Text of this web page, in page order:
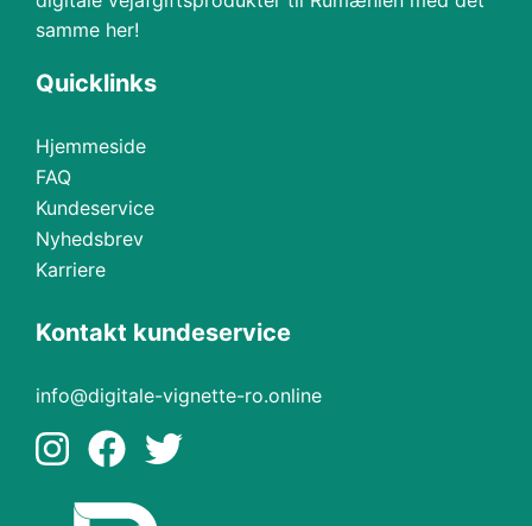
samme her!
Quicklinks
Hjemmeside
FAQ
Kundeservice
Nyhedsbrev
Karriere
Kontakt kundeservice
info@digitale-vignette-ro.online